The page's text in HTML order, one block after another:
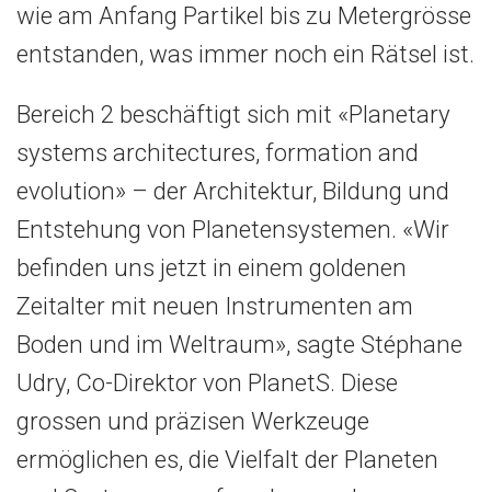
wie am Anfang Partikel bis zu Metergrösse
entstanden, was immer noch ein Rätsel ist.
Bereich 2 beschäftigt sich mit «Planetary
systems architectures, formation and
evolution» – der Architektur, Bildung und
Entstehung von Planetensystemen. «Wir
befinden uns jetzt in einem goldenen
Zeitalter mit neuen Instrumenten am
Boden und im Weltraum», sagte Stéphane
Udry, Co-Direktor von PlanetS. Diese
grossen und präzisen Werkzeuge
ermöglichen es, die Vielfalt der Planeten